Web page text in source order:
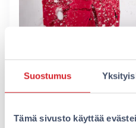
Suostumus
Tämä sivusto käyttää
joustavuutta,